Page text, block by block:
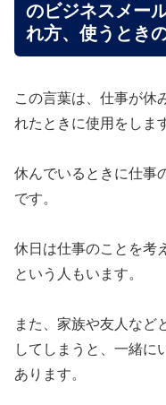
のビジネスメー
れ方、使うとき
この言葉は、仕事が休
れたときに使用をしま
休んでいるときに仕事
です。
休日は仕事のことを考
という人もいます。
また、家族や友人など
してしまうと、一緒に
あります。